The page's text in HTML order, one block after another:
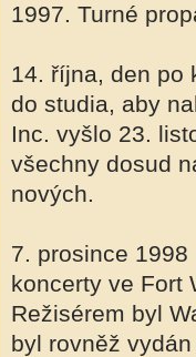
1997. Turné
14. října, den po
do studia, aby
Inc. vyšlo 23.
všechny dosud
nových.
7. prosince
koncerty ve Fort
Režisérem byl
byl rovněž